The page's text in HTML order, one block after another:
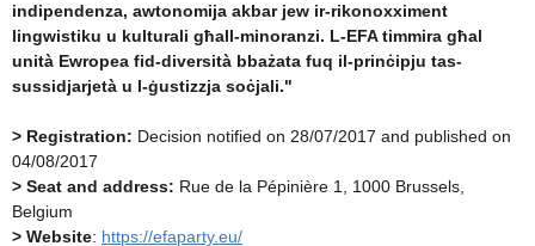
indipendenza, awtonomija akbar jew ir-rikonoxximent
lingwistiku u kulturali għall-minoranzi. L-EFA timmira għal
unità Ewropea fid-diversità bbażata fuq il-prinċipju tas-
sussidjarjetà u l-ġustizzja soċjali."
> Registration: Decision notified on 28/07/2017 and published on
04/08/2017
> Seat and address: Rue de la Pépinière 1, 1000 Brussels,
Belgium
> Website: https://efaparty.eu/